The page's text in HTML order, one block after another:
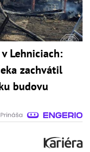
Lehniciach:
zachvátil
budovu